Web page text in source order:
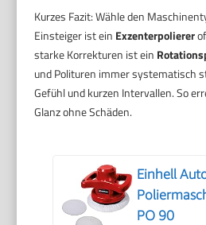
Kurzes Fazit: Wähle den
Einsteiger ist ein Exzenterpolierer
starke Korrekturen ist ein
und Polituren immer systematisch
Gefühl und kurzen Intervallen. So
Glanz ohne Schäden.
Einhell
PO 90